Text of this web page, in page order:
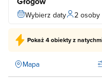
Wybierz daty 2 osoby
Pokaż4 obiektyz
Mapa